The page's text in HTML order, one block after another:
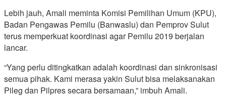
Lebih jauh, Amali meminta Komisi Pemilihan Umum (KPU),
Badan Pengawas Pemilu (Banwaslu) dan Pemprov Sulut
terus memperkuat koordinasi agar Pemilu 2019 berjalan
lancar.
“Yang perlu ditingkatkan adalah koordinasi dan sinkronisasi
semua pihak. Kami merasa yakin Sulut bisa melaksanakan
Pileg dan Pilpres secara bersamaan,” imbuh Amali.